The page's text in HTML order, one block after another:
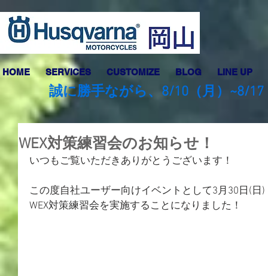
HOME SERVICES CUSTOMIZE BLOG LINE UP
誠に勝手ながら、8/10（月）~8/
WEX対策練習会のお知らせ！
いつもご覧いただきありがとうございます！
この度自社ユーザー向けイベントとして3月30日(日
WEX対策練習会を実施することになりました！